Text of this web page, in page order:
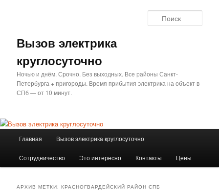
Вызов электрика
круглосуточно
Ночью и днём. Срочно. Без выходных. Все районы Санкт-
Петербурга + пригороды. Время прибытия электрика на объект в
СПб — от 10 минут.
Главная Вызов электрика круглосуточно
Сотрудничество Это интересно Контакты Цены
АРХИВ МЕТКИ:КРАСНОГВАРДЕЙСКИЙ РАЙОН СПБ